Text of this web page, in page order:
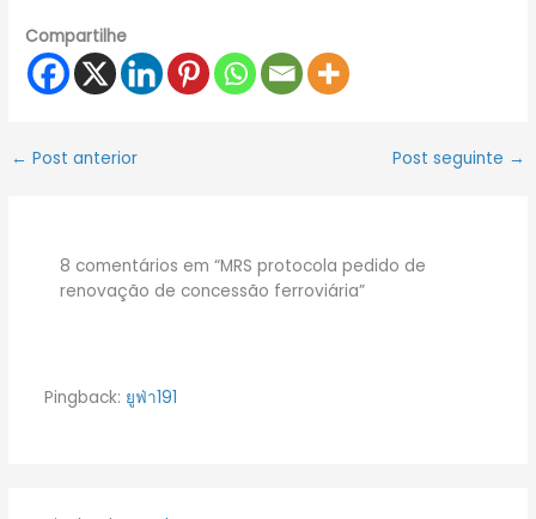
Compartilhe
← Post anterior Post seguinte →
8 comentários em “MRS protocola pedido de
renovação de concessão ferroviária”
Pingback: ยูฟ่า191